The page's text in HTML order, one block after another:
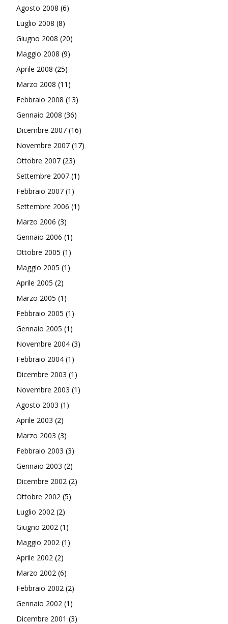
Agosto 2008 (6)
Luglio 2008 (8)
Giugno 2008 (20)
Maggio 2008 (9)
Aprile 2008 (25)
Marzo 2008 (11)
Febbraio 2008 (13)
Gennaio 2008 (36)
Dicembre 2007 (16)
Novembre 2007 (17)
Ottobre 2007 (23)
Settembre 2007 (1)
Febbraio 2007 (1)
Settembre 2006 (1)
Marzo 2006 (3)
Gennaio 2006 (1)
Ottobre 2005 (1)
Maggio 2005 (1)
Aprile 2005 (2)
Marzo 2005 (1)
Febbraio 2005 (1)
Gennaio 2005 (1)
Novembre 2004 (3)
Febbraio 2004 (1)
Dicembre 2003 (1)
Novembre 2003 (1)
Agosto 2003 (1)
Aprile 2003 (2)
Marzo 2003 (3)
Febbraio 2003 (3)
Gennaio 2003 (2)
Dicembre 2002 (2)
Ottobre 2002 (5)
Luglio 2002 (2)
Giugno 2002 (1)
Maggio 2002 (1)
Aprile 2002 (2)
Marzo 2002 (6)
Febbraio 2002 (2)
Gennaio 2002 (1)
Dicembre 2001 (3)